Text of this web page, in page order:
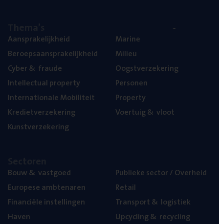
Aan­spra­ke­lijk­heid
Beroeps­aan­spra­ke­lijk­heid
Cyber& fraude
Intel­lec­tu­al property
Inter­na­ti­o­na­le Mobiliteit
Kre­diet­ver­ze­ke­ring
Kunst­ver­ze­ke­ring
Mari­ne
Mili­eu
Oogst­ver­ze­ke­ring
Per­so­nen
Pro­per­ty
Voer­tuig& vloot
Bouw& vastgoed
Euro­pe­se ambtenaren
Finan­ci­ë­le instellingen
Haven
Publie­ke sec­tor / Overheid
Retail
Trans­port& logistiek
Upcy­cling& recycling